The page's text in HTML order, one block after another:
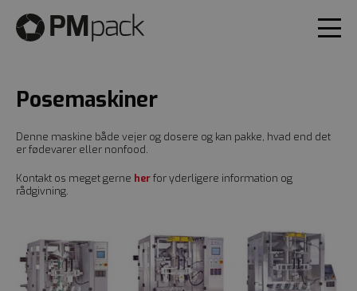
Posemaskiner
Denne maskine både vejer og dosere og kan pakke, hvad end det
er fødevarer eller nonfood.
Kontakt os meget gerne herfor yderligere information og
rådgivning.